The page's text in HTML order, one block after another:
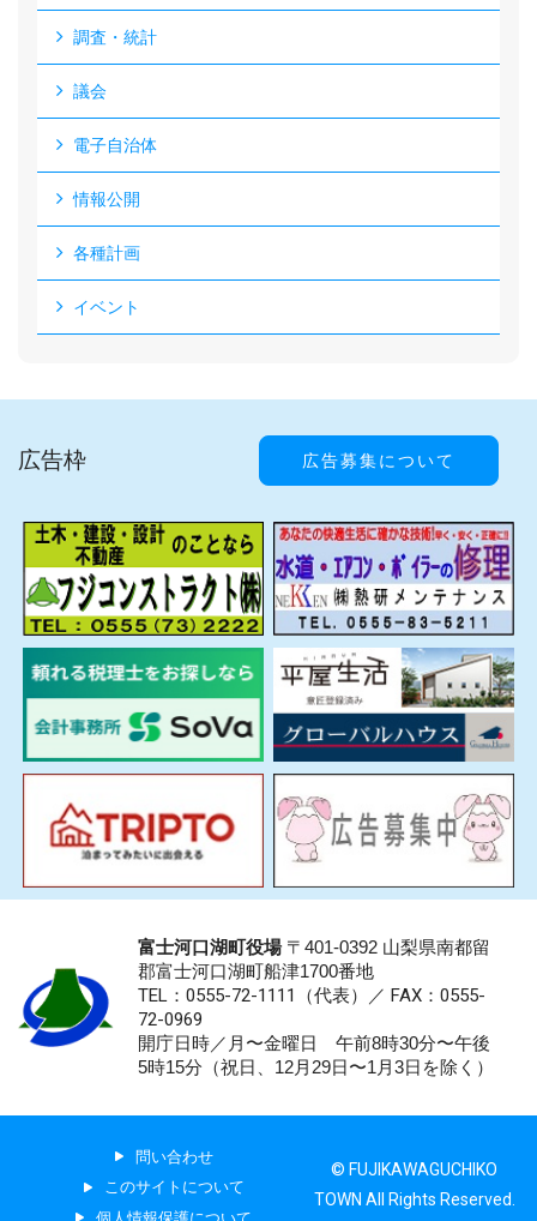
調査・統計
議会
電子自治体
情報公開
各種計画
イベント
広告枠 広告募集について
富士河口湖町役場〒401-0392 山梨県南都留
郡富士河口湖町船津1700番地
TEL：0555-72-1111 （代表）／ FAX：0555-
72-0969
開庁日時／月〜金曜日 午前8時30分〜午後
5時15分（祝日、12月29日〜1月3日を除く）
問い合わせ
このサイトについて
© FUJIKAWAGUCHIKO
TOWN All Rights Reserved.